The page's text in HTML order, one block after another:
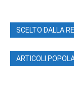
SCELTO DALLA
ARTICOLI